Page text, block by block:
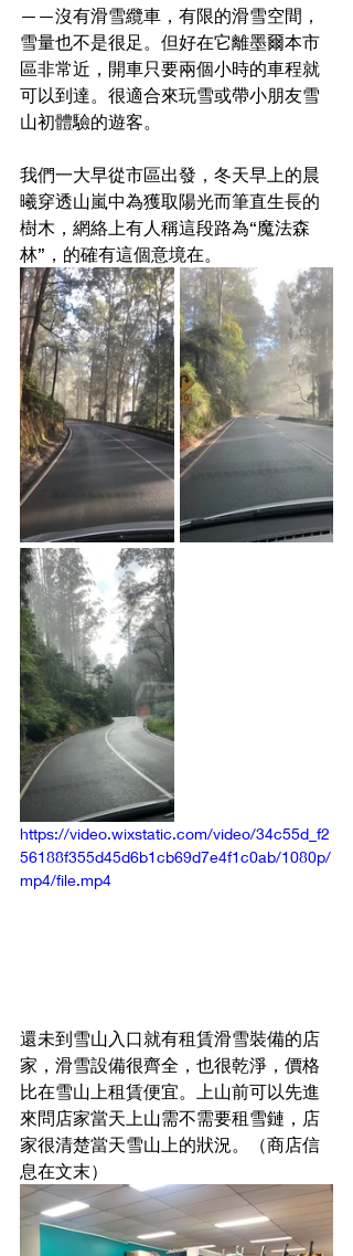
——沒有滑雪纜車，有限的滑雪空間，
雪量也不是很足。但好在它離墨爾本市
區非常近，開車只要兩個小時的車程就
可以到達。很適合來玩雪或帶小朋友雪
山初體驗的遊客。
我們一大早從市區出發，冬天早上的晨
曦穿透山嵐中為獲取陽光而筆直生長的
樹木，網絡上有人稱這段路為“魔法森
林”，的確有這個意境在。
https://video.wixstatic.com/video/34c55d_f2
56188f355d45d6b1cb69d7e4f1c0ab/1080p/
mp4/file.mp4
還未到雪山入口就有租賃滑雪裝備的店
家，滑雪設備很齊全，也很乾淨，價格
比在雪山上租賃便宜。上山前可以先進
來問店家當天上山需不需要租雪鏈，店
家很清楚當天雪山上的狀況。（商店信
息在文末）